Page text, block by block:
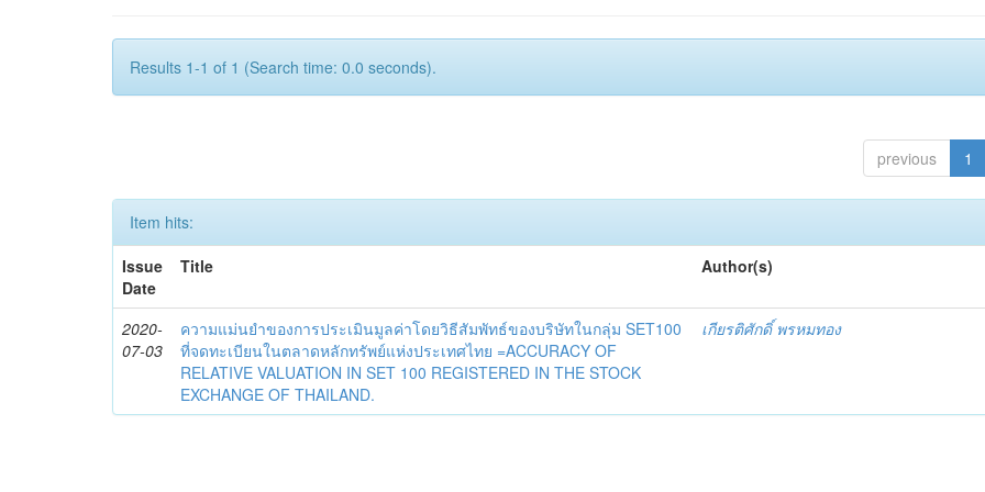
Results 1-1 of 1 (Search time: 0.0 seconds).
previous 1
Item hits:
Issue
Date
Title Author(s)
2020-
07-03
ความแม่นยำของการประเมินมูลค่าโดยวิธีสัมพัทธ์ของบริษัทในกลุ่ม SET100
ที่จดทะเบียนในตลาดหลักทรัพย์แห่งประเทศไทย =ACCURACY OF
RELATIVE VALUATION IN SET 100 REGISTERED IN THE STOCK
EXCHANGE OF THAILAND.
เกียรติศักดิ์ พรหมทอง